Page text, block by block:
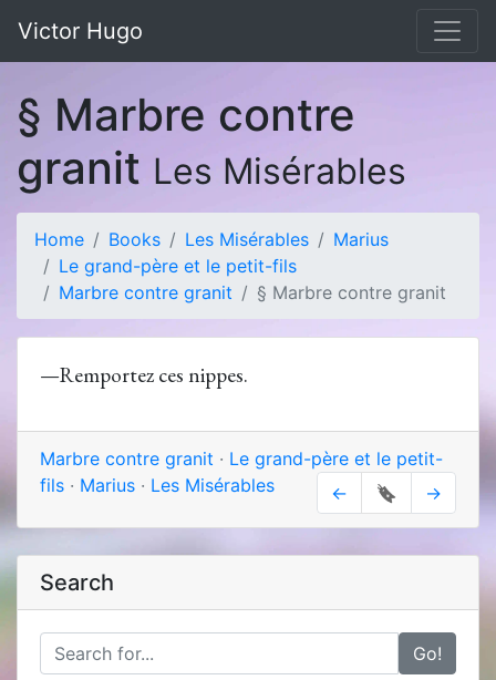
Victor Hugo
§ Marbre contre
granit Les Misérables
Home Books Les Misérables
Marius
Le grand-père et le petit-fils
Marbre contre granit
§ Marbre contre granit
—Remportez ces nippes.
Marbre contre granit · Le grand-père et le petit-
fils · Marius · Les Misérables ← 🔖 →
Search
Go!